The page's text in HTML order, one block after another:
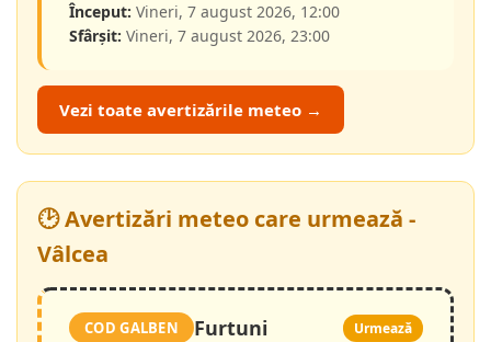
Început: Vineri, 7 august 2026, 12:00
Sfârșit: Vineri, 7 august 2026, 23:00
Vezi toate avertizările meteo →
🕑 Avertizări meteo care urmează -
Vâlcea
COD GALBEN Furtuni Urmează